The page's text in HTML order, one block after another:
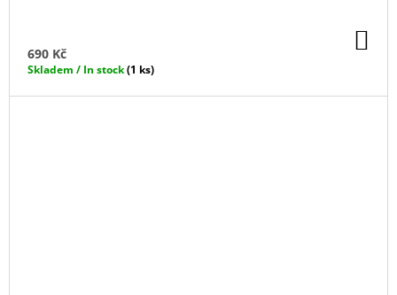
690 Kč
Skladem / In stock(1 ks)